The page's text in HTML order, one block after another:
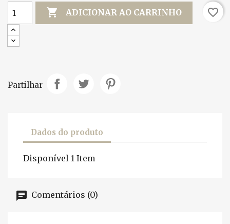
 ADICIONAR AO CARRINHO favorite_border
Partilhar
Dados do produto
Disponível 1 Item
Comentários (0)